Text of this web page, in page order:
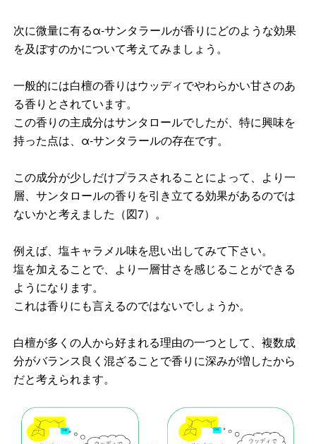
次に微量に有るα-サンタラールが香りにどのような効果
を及ぼすのかについて考えてみましょう。
一般的には白檀の香りはウッディでやわらかい甘さのあ
る香りとされています。
この香りの主成分はサンタロールでしたが、特に興味を
持った点は、α-サンタラールの存在です。
この成分が少しだけプラスされることによって、より一
層、サンタロールの香りを引き立てる効果があるのでは
ないかと考えました（図7）。
例えば、塩キャラメル味を思い出してみて下さい。
塩を加えることで、より一層甘さを感じることができる
ようになります。
これは香りにも言えるのではないでしょうか。
白檀が多くの人から好まれる理由の一つとして、複数成
分がバランス良く混ざることで香りに深みが増したから
だと考えられます。